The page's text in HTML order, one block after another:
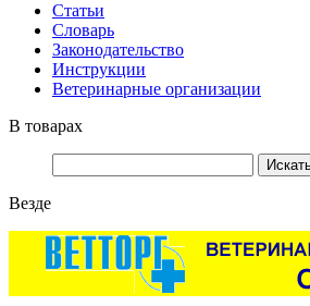
Статьи
Словарь
Законодательство
Инструкции
Ветеринарные организации
В товарах
Везде